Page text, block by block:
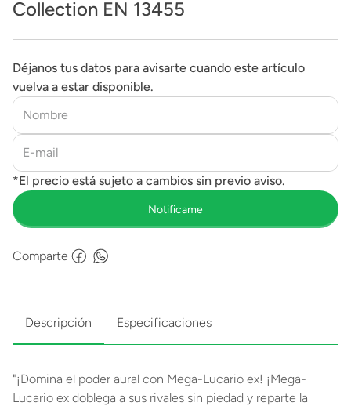
Collection EN 13455
Déjanos tus datos para avisarte cuando este artículo
vuelva a estar disponible.
Comparte
Descripción Especificaciones
"¡Domina el poder aural con Mega-Lucario ex! ¡Mega-
Lucario ex doblega a sus rivales sin piedad y reparte la